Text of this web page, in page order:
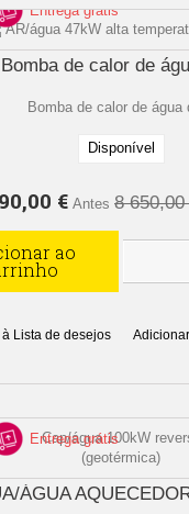
Entrega grátis
Bomba de calor de
Bomba de calor de água
Disponível
€ Antes 8 650,00
ao
Lista de desejos
Entrega grátis
ÁGUA